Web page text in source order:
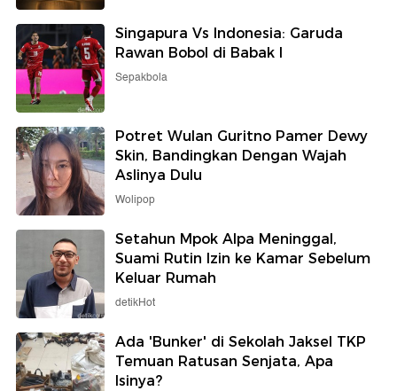
Singapura Vs Indonesia: Garuda
Rawan Bobol di Babak I
Sepakbola
Potret Wulan Guritno Pamer Dewy
Skin, Bandingkan Dengan Wajah
Aslinya Dulu
Wolipop
Setahun Mpok Alpa Meninggal,
Suami Rutin Izin ke Kamar Sebelum
Keluar Rumah
detikHot
Ada 'Bunker' di Sekolah Jaksel TKP
Temuan Ratusan Senjata, Apa
Isinya?